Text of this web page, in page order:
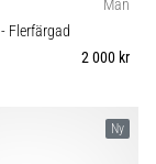
Män
- Flerfärgad
2 000 kr
Ny